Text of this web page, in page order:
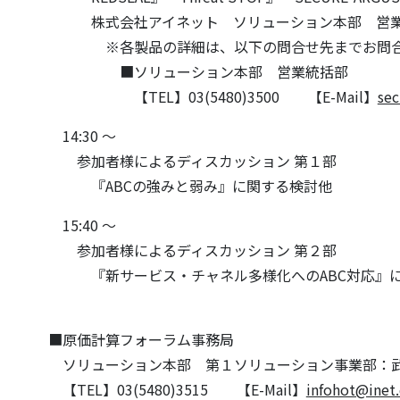
株式会社アイネット ソリューション本部
※各製品の詳細は、以下の問合せ先までお問合
■ソリューション本部 営業統括部
【TEL】03(5480)3500 【E-Mail】
14:30 ～
参加者様によるディスカッション 第１部
『ABCの強みと弱み』に関する検討他
15:40 ～
参加者様によるディスカッション 第２部
『新サービス・チャネル多様化へのABC対応』
■原価計算フォーラム事務局
ソリューション本部 第１ソリューション事業部：
【TEL】03(5480)3515 【E-Mail】